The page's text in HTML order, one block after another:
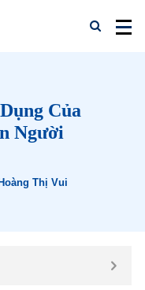
Của
Người
Thị Vui